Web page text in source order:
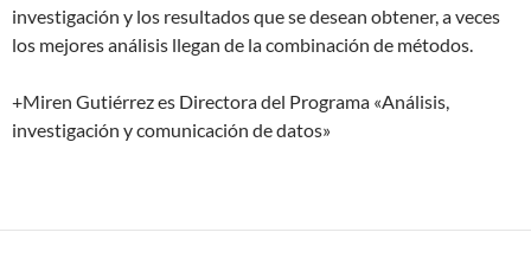
investigación y los resultados que se desean obtener, a veces
los mejores análisis llegan de la combinación de métodos.
+Miren Gutiérrez es Directora del Programa «Análisis,
investigación y comunicación de datos»